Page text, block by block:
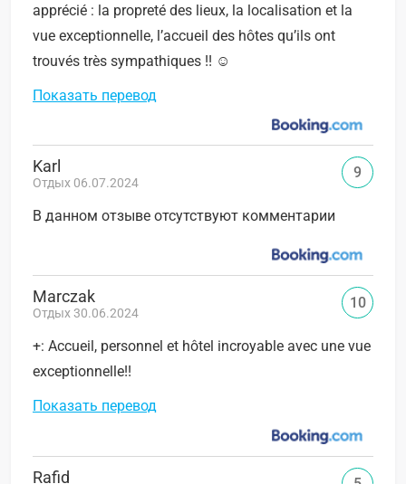
apprécié : la propreté des lieux, la localisation et la
vue exceptionnelle, l’accueil des hôtes qu’ils ont
trouvés très sympathiques !! ☺️
Показать перевод
Karl
Отдых 06.07.2024
В данном отзыве отсутствуют комментарии
9
Marczak
Отдых 30.06.2024
+: Accueil, personnel et hôtel incroyable avec une vue
exceptionnelle!!
Показать перевод
10
Rafid